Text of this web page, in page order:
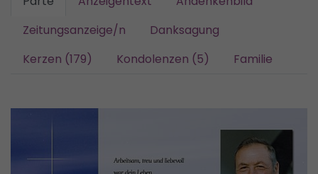
Zeitungsanzeige/n
Danksagung
Kerzen (179)
Kondolenzen (5) Familie